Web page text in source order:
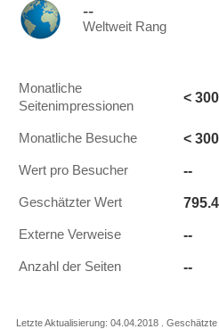
--
Weltweit Rang
Monatliche
Seitenimpressionen
< 300
Monatliche Besuche < 300
Wert pro Besucher --
Geschätzter Wert
Externe Verweise --
Anzahl der Seiten --
Letzte Aktualisierung: 04.04.2018 .